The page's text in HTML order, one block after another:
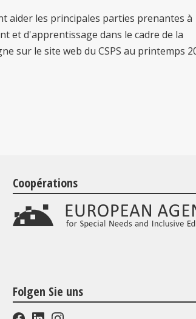
aider les principales parties prenantes à
et d'apprentissage dans le cadre de la
sur le site web du CSPS au printemps
Coopérations
Folgen Sie uns